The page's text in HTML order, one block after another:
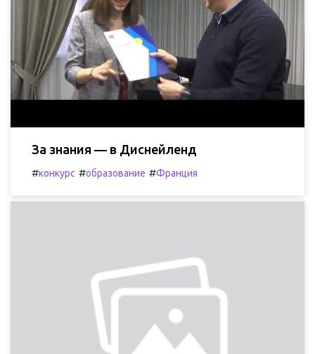
За знания — в Диснейленд
#конкурс #образование #Франция